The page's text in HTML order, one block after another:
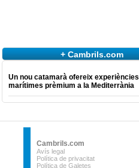
+ Cambrils.com
Un nou catamarà ofereix experiències
marítimes prèmium a la Mediterrània
Cambrils.com
Avís legal
Política de privacitat
Política de Galetes